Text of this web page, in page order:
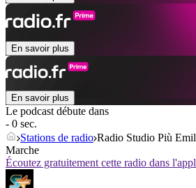
En savoir plus
En savoir plus
Le podcast débute dans
- 0 sec.
Stations de radio Radio Studio Più
Marche
Écoutez gratuitement cette radio dans